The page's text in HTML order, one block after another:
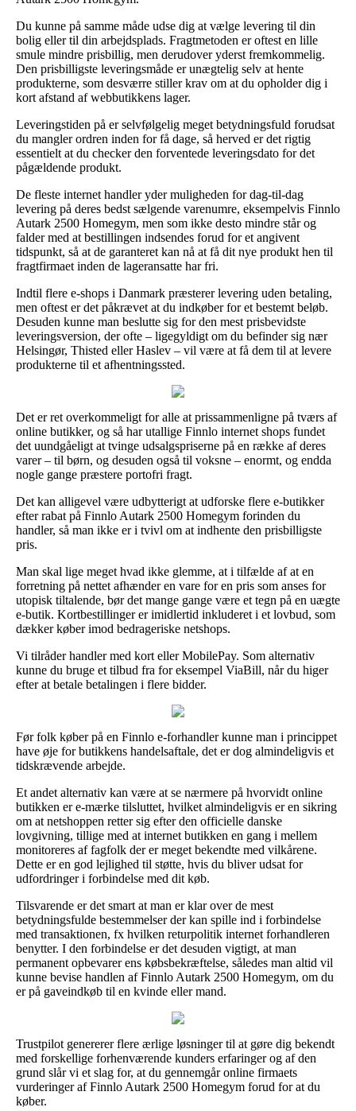
Du kunne på samme måde udse dig at vælge levering til din
bolig eller til din arbejdsplads. Fragtmetoden er oftest en lille
smule mindre prisbillig, men derudover yderst fremkommelig.
Den prisbilligste leveringsmåde er unægtelig selv at hente
produkterne, som desværre stiller krav om at du opholder dig i
kort afstand af webbutikkens lager.
Leveringstiden på er selvfølgelig meget betydningsfuld forudsat
du mangler ordren inden for få dage, så herved er det rigtig
essentielt at du checker den forventede leveringsdato for det
pågældende produkt.
De fleste internet handler yder muligheden for dag-til-dag
levering på deres bedst sælgende varenumre, eksempelvis Finnlo
Autark 2500 Homegym, men som ikke desto mindre står og
falder med at bestillingen indsendes forud for et angivent
tidspunkt, så at de garanteret kan nå at få dit nye produkt hen til
fragtfirmaet inden de lageransatte har fri.
Indtil flere e-shops i Danmark præsterer levering uden betaling,
men oftest er det påkrævet at du indkøber for et bestemt beløb.
Desuden kunne man beslutte sig for den mest prisbevidste
leveringsversion, der ofte – ligegyldigt om du befinder sig nær
Helsingør, Thisted eller Haslev – vil være at få dem til at levere
produkterne til et afhentningssted.
Det er ret overkommeligt for alle at prissammenligne på tværs af
online butikker, og så har utallige Finnlo internet shops fundet
det uundgåeligt at tvinge udsalgspriserne på en række af deres
varer – til børn, og desuden også til voksne – enormt, og endda
nogle gange præstere portofri fragt.
Det kan alligevel være udbytterigt at udforske flere e-butikker
efter rabat på Finnlo Autark 2500 Homegym forinden du
handler, så man ikke er i tvivl om at indhente den prisbilligste
pris.
Man skal lige meget hvad ikke glemme, at i tilfælde af at en
forretning på nettet afhænder en vare for en pris som anses for
utopisk tiltalende, bør det mange gange være et tegn på en uægte
e-butik. Kortbestillinger er imidlertid inkluderet i et lovbud, som
dækker køber imod bedrageriske netshops.
Vi tilråder handler med kort eller MobilePay. Som alternativ
kunne du bruge et tilbud fra for eksempel ViaBill, når du higer
efter at betale betalingen i flere bidder.
Før folk køber på en Finnlo e-forhandler kunne man i princippet
have øje for butikkens handelsaftale, det er dog almindeligvis et
tidskrævende arbejde.
Et andet alternativ kan være at se nærmere på hvorvidt online
butikken er e-mærke tilsluttet, hvilket almindeligvis er en sikring
om at netshoppen retter sig efter den officielle danske
lovgivning, tillige med at internet butikken en gang i mellem
monitoreres af fagfolk der er meget bekendte med vilkårene.
Dette er en god lejlighed til støtte, hvis du bliver udsat for
udfordringer i forbindelse med dit køb.
Tilsvarende er det smart at man er klar over de mest
betydningsfulde bestemmelser der kan spille ind i forbindelse
med transaktionen, fx hvilken returpolitik internet forhandleren
benytter. I den forbindelse er det desuden vigtigt, at man
permanent opbevarer ens købsbekræftelse, således man altid vil
kunne bevise handlen af Finnlo Autark 2500 Homegym, om du
er på gaveindkøb til en kvinde eller mand.
Trustpilot genererer flere ærlige løsninger til at gøre dig bekendt
med forskellige forhenværende kunders erfaringer og af den
grund slår vi et slag for, at du gennemgår online firmaets
vurderinger af Finnlo Autark 2500 Homegym forud for at du
køber.